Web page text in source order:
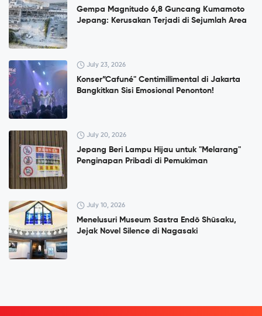
Gempa Magnitudo 6,8 Guncang Kumamoto
Jepang: Kerusakan Terjadi di Sejumlah Area
July 23, 2026
Konser”Cafuné" Centimillimental di Jakarta
Bangkitkan Sisi Emosional Penonton!
July 20, 2026
Jepang Beri Lampu Hijau untuk "Melarang"
Penginapan Pribadi di Pemukiman
July 10, 2026
Menelusuri Museum Sastra Endō Shūsaku,
Jejak Novel Silence di Nagasaki